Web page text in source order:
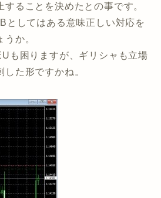
ることを決めたとの事です。
としてはある意味正しい対応を
か。
も困りますが、ギリシャも立場
た形ですかね。